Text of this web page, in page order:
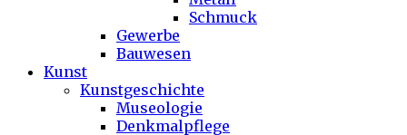
Schmuck
Gewerbe
Bauwesen
Kunst
Kunstgeschichte
Museologie
Denkmalpflege